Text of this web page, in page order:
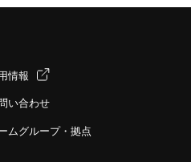
情報
い合わせ
ムグループ・拠点